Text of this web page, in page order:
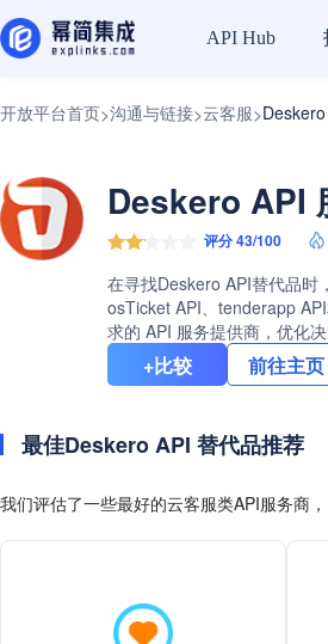
API Hub
开放平台首页>沟通与链接>云客服>
Deskero API
评分 43/100
在寻找Deskero API替代品时
osTicket API、tenderapp
求的 API 服务提供商，优化决
+比较 前往主页
最佳Deskero API 替代品推荐
我们评估了一些最好的云客服类API服务商